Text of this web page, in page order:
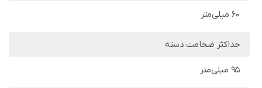
60 میلی‌متر
حداکثر ضخامت دسته
95 میلی‌متر